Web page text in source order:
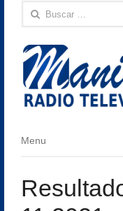
Buscar:
Menu
Menu